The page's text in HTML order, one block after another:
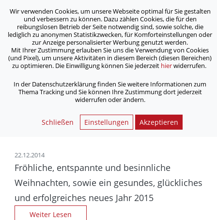
ASB Bonn/Rhein-Sieg/Eifel e.V.
bewegt Menschen
Archiv
Home / Archiv
Nachrichtenarchiv | ASB
Bonn/Rhein-Sieg/Eifel e.V.
22.12.2014
Fröhliche, entspannte und besinnliche
Weihnachten, sowie ein gesundes, glück­liches
und erfolg­reiches neues Jahr 2015
Weiter Lesen
Wir verwenden Cookies, um unsere Webseite optimal für Sie gestalten
und verbessern zu können. Dazu zählen Cookies, die für den
reibungslosen Betrieb der Seite notwendig sind, sowie solche, die
lediglich zu anonymen Statistikzwecken, für Komforteinstellungen oder
zur Anzeige personalisierter Werbung genutzt werden.
Mit Ihrer Zustimmung erlauben Sie uns die Verwendung von Cookies
(und Pixel), um unsere Aktivitäten in diesem Bereich (diesen Bereichen)
zu optimieren. Die Einwilligung können Sie jederzeit hierwiderrufen.
In der Datenschutzerklärung finden Sie weitere Informationen zum
Thema Tracking und Sie können Ihre Zustimmung dort jederzeit
widerrufen oder ändern.
Schließen Einstellungen Akzeptieren